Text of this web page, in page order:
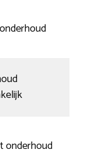
onderhoud